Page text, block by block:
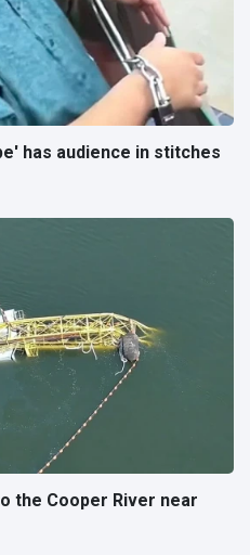
has audience in stitches
the Cooper River near